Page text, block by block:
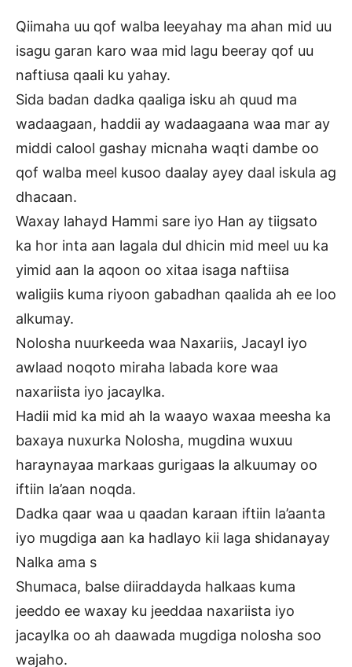
Qiimaha uu qof walba leeyahay ma ahan mid uu
isagu garan karo waa mid lagu beeray qof uu
naftiusa qaali ku yahay.
Sida badan dadka qaaliga isku ah quud ma
wadaagaan, haddii ay wadaagaana waa mar ay
middi calool gashay micnaha waqti dambe oo
qof walba meel kusoo daalay ayey daal iskula ag
dhacaan.
Waxay lahayd Hammi sare iyo Han ay tiigsato
ka hor inta aan lagala dul dhicin mid meel uu ka
yimid aan la aqoon oo xitaa isaga naftiisa
waligiis kuma riyoon gabadhan qaalida ah ee loo
alkumay.
Nolosha nuurkeeda waa Naxariis, Jacayl iyo
awlaad noqoto miraha labada kore waa
naxariista iyo jacaylka.
Hadii mid ka mid ah la waayo waxaa meesha ka
baxaya nuxurka Nolosha, mugdina wuxuu
haraynayaa markaas gurigaas la alkuumay oo
iftiin la’aan noqda.
Dadka qaar waa u qaadan karaan iftiin la’aanta
iyo mugdiga aan ka hadlayo kii laga shidanayay
Nalka ama s
Shumaca, balse diiraddayda halkaas kuma
jeeddo ee waxay ku jeeddaa naxariista iyo
jacaylka oo ah daawada mugdiga nolosha soo
wajaho.